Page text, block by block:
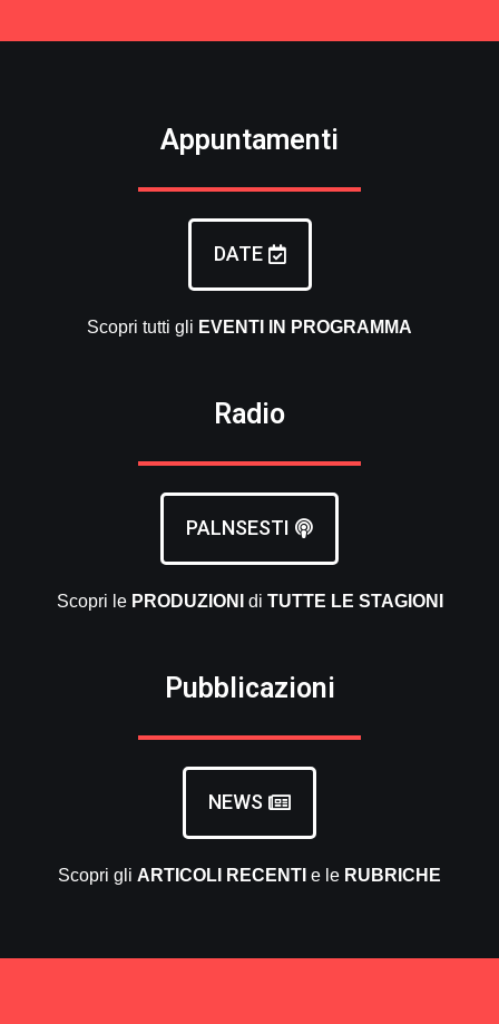
Appuntamenti
DATE
Scopri tutti gli EVENTI IN PROGRAMMA
Radio
PALNSESTI
Scopri le PRODUZIONI di TUTTE LE STAGIONI
Pubblicazioni
NEWS
Scopri gli ARTICOLI RECENTI e le RUBRICHE